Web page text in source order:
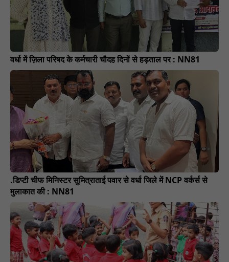
वर्धा में ज़िला परिषद के कर्मचारी चौदह दिनों से हड़ताल पर : NN81
.डिप्टी चीफ मिनिस्टर सुमित्राताई पवार से वर्धा जिले में NCP वर्कर्स से
मुलाकात की : NN81